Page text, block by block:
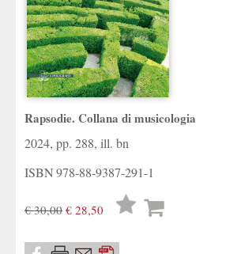
Rapsodie. Collana di musicologia
2024, pp. 288, ill. bn
ISBN978-88-9387-291-1
€ 30,00 € 28,50
Lista